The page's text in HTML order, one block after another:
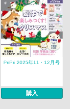
PriPri 2025年11・12月号
購入